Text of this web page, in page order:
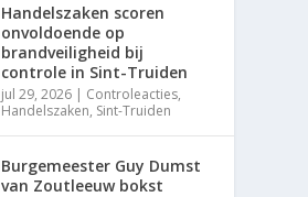
Handelszaken scoren
onvoldoende op
brandveiligheid bij
controle in Sint-Truiden
jul 29, 2026 | Controleacties,
Handelszaken, Sint-Truiden
Burgemeester Guy Dumst
van Zoutleeuw bokst